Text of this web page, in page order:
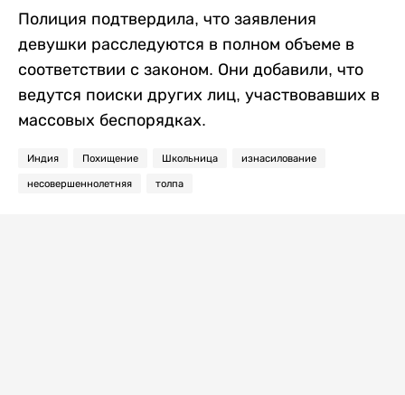
Полиция подтвердила, что заявления
девушки расследуются в полном объеме в
соответствии с законом. Они добавили, что
ведутся поиски других лиц, участвовавших в
массовых беспорядках.
Индия Похищение Школьница изнасилование
несовершеннолетняя толпа